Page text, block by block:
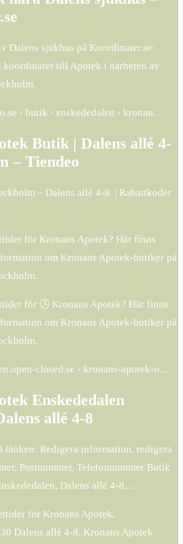
Dalens sjukhus på Koordinater.se:
koordinater till Apotek i närheten av
› butik › enskededalen › kronan…
Butik | Dalens allé 4-
– Tiendeo
– Dalens allé 4-8 | Rabattkoder
för Kronans Apotek? Här finns
om Kronans Apotek-butiker på
för 🕓 Kronans Apotek? Här finns
om Kronans Apotek-butiker på
closed.se › kronans-apotek-o…
Enskededalen
allé 4-8
länken: Redigera information, redigera
Postnummer, Telefonnummer Butik
Dalens allé 4-8, …
for Kronans Apotek,
Dalens allé 4-8, Kronans Apotek